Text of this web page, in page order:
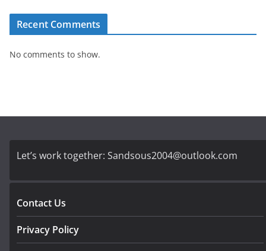
Recent Comments
No comments to show.
Let’s work together: Sandsous2004@outlook.com
Contact Us
Privacy Policy